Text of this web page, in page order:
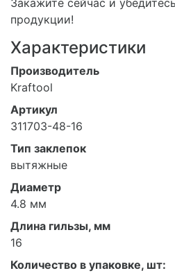
продукции!
Характеристики
Производитель
Kraftool
Артикул
311703-48-16
Тип заклепок
вытяжные
Диаметр
4.8 мм
Длина гильзы, мм
16
Количество в упаковке, шт: